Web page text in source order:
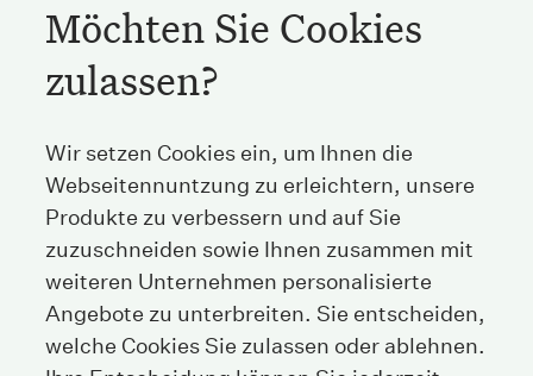
Stockerstrasse 38
8002 Zürich
Schweiz
Tel
+41 44 208 25 25
Fax
+41 44 208 25 26
Möchten Sie Cookies
zulassen?
Wir setzen Cookies ein, um Ihnen die
Webseitennuntzung zu erleichtern, unsere
Produkte zu verbessern und auf Sie
zuzuschneiden sowie Ihnen zusammen mit
weiteren Unternehmen personalisierte
Angebote zu unterbreiten. Sie entscheiden,
welche Cookies Sie zulassen oder ablehnen.